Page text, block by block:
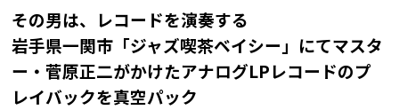
その男は、レコードを演奏する
岩手県一関市「ジャズ喫茶ベイシー」にてマスタ
ー・菅原正二がかけたアナログLPレコードのプ
レイバックを真空パック